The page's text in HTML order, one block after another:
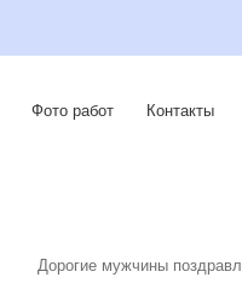
Фото работ Контакты
Дорогие мужчины